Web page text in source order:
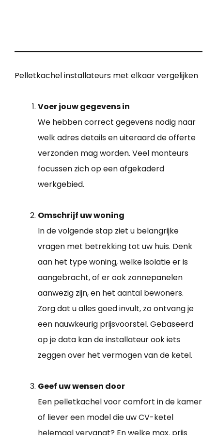
Pelletkachel installateurs met elkaar vergelijken
Voer jouw gegevens in
We hebben correct gegevens nodig naar
welk adres details en uiteraard de offerte
verzonden mag worden. Veel monteurs
focussen zich op een afgekaderd
werkgebied.
Omschrijf uw woning
In de volgende stap ziet u belangrijke
vragen met betrekking tot uw huis. Denk
aan het type woning, welke isolatie er is
aangebracht, of er ook zonnepanelen
aanwezig zijn, en het aantal bewoners.
Zorg dat u alles goed invult, zo ontvang je
een nauwkeurig prijsvoorstel. Gebaseerd
op je data kan de installateur ook iets
zeggen over het vermogen van de ketel.
Geef uw wensen door
Een pelletkachel voor comfort in de kamer
of liever een model die uw CV-ketel
helemaal vervangt? En welke max. prijs